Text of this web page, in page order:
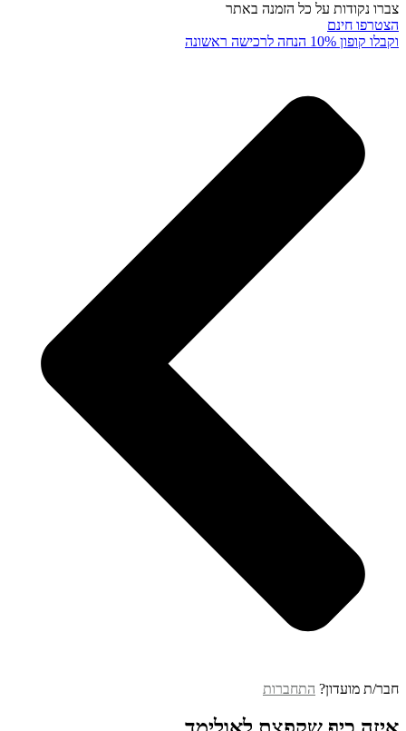
צברו נקודות על כל הזמנה באתר
הצטרפו חינם
וקבלו קופון 10% הנחה לרכישה ראשונה
חבר/ת מועדון? התחברות